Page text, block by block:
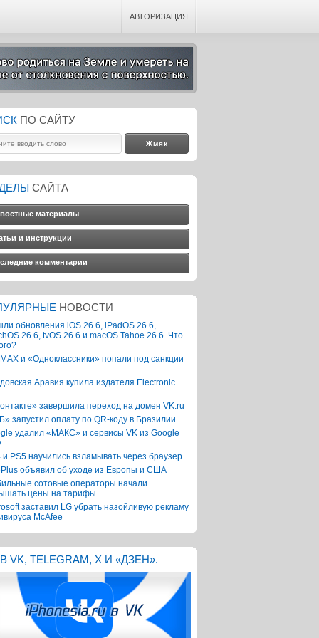
АВТОРИЗАЦИЯ
ПО САЙТУ
САЙТА
материалы
и инструкции
комментарии
НОВОСТИ
обновления iOS 26.6, iPadOS 26.6,
26.6, tvOS 26.6 и macOS Tahoe 26.6. Что
и «Одноклассники» попали под санкции
Аравия купила издателя Electronic
завершила переход на домен VK.ru
запустил оплату по QR-коду в Бразилии
удалил «МАКС» и сервисы VK из Google
и PS5 научились взламывать через браузер
объявил об уходе из Европы и США
сотовые операторы начали
цены на тарифы
заставил LG убрать назойливую рекламу
McAfee
VK, TELEGRAM, X И «ДЗЕН».